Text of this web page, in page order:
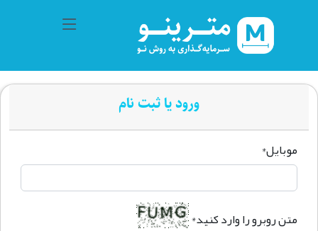
ورود یا ثبت نام
موبایل*
متن روبرو را وارد کنید*